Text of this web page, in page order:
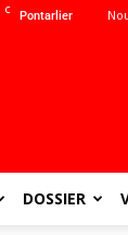
C Pontarlier
DOSSIER